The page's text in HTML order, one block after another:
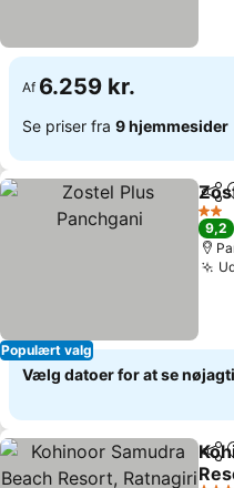
Af 6.259 kr.
Se priser fra 9 hjemmesider
Populært valg
Del
2
9,2
Vælg datoer for at se
Del